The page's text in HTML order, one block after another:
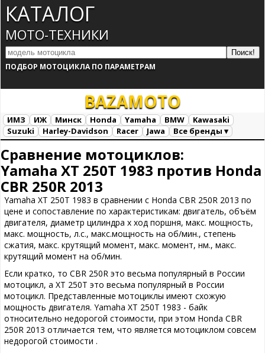
КАТАЛОГ
МОТО-ТЕХНИКИ
ПОДБОР МОТОЦИКЛА ПО ПАРАМЕТРАМ
BAZAMOTO
ИМЗ ИЖ Минск Honda Yamaha BMW
Kawasaki
Suzuki
Harley-Davidson Racer Jawa
Все бренды ▾
Сравнение мотоциклов:
Yamaha XT 250T 1983 против Honda
CBR 250R 2013
Yamaha XT 250T 1983 в сравнении с Honda CBR 250R 2013 по
цене и сопоставление по характеристикам: двигатель, объём
двигателя, диаметр цилиндра х ход поршня, макс. мощность,
макс. мощность, л.с., макс.мощность на об/мин., степень
сжатия, макс. крутящий момент, макс. момент, нм., макс.
крутящий момент на об/мин.
Если кратко, то CBR 250R это весьма популярный в России
мотоцикл, а XT 250T это весьма популярный в России
мотоцикл. Представленные мотоциклы имеют схожую
мощность двигателя. Yamaha XT 250T 1983 - байк
относительно недорогой стоимости, при этом Honda CBR
250R 2013 отличается тем, что является мотоциклом совсем
недорогой стоимости .